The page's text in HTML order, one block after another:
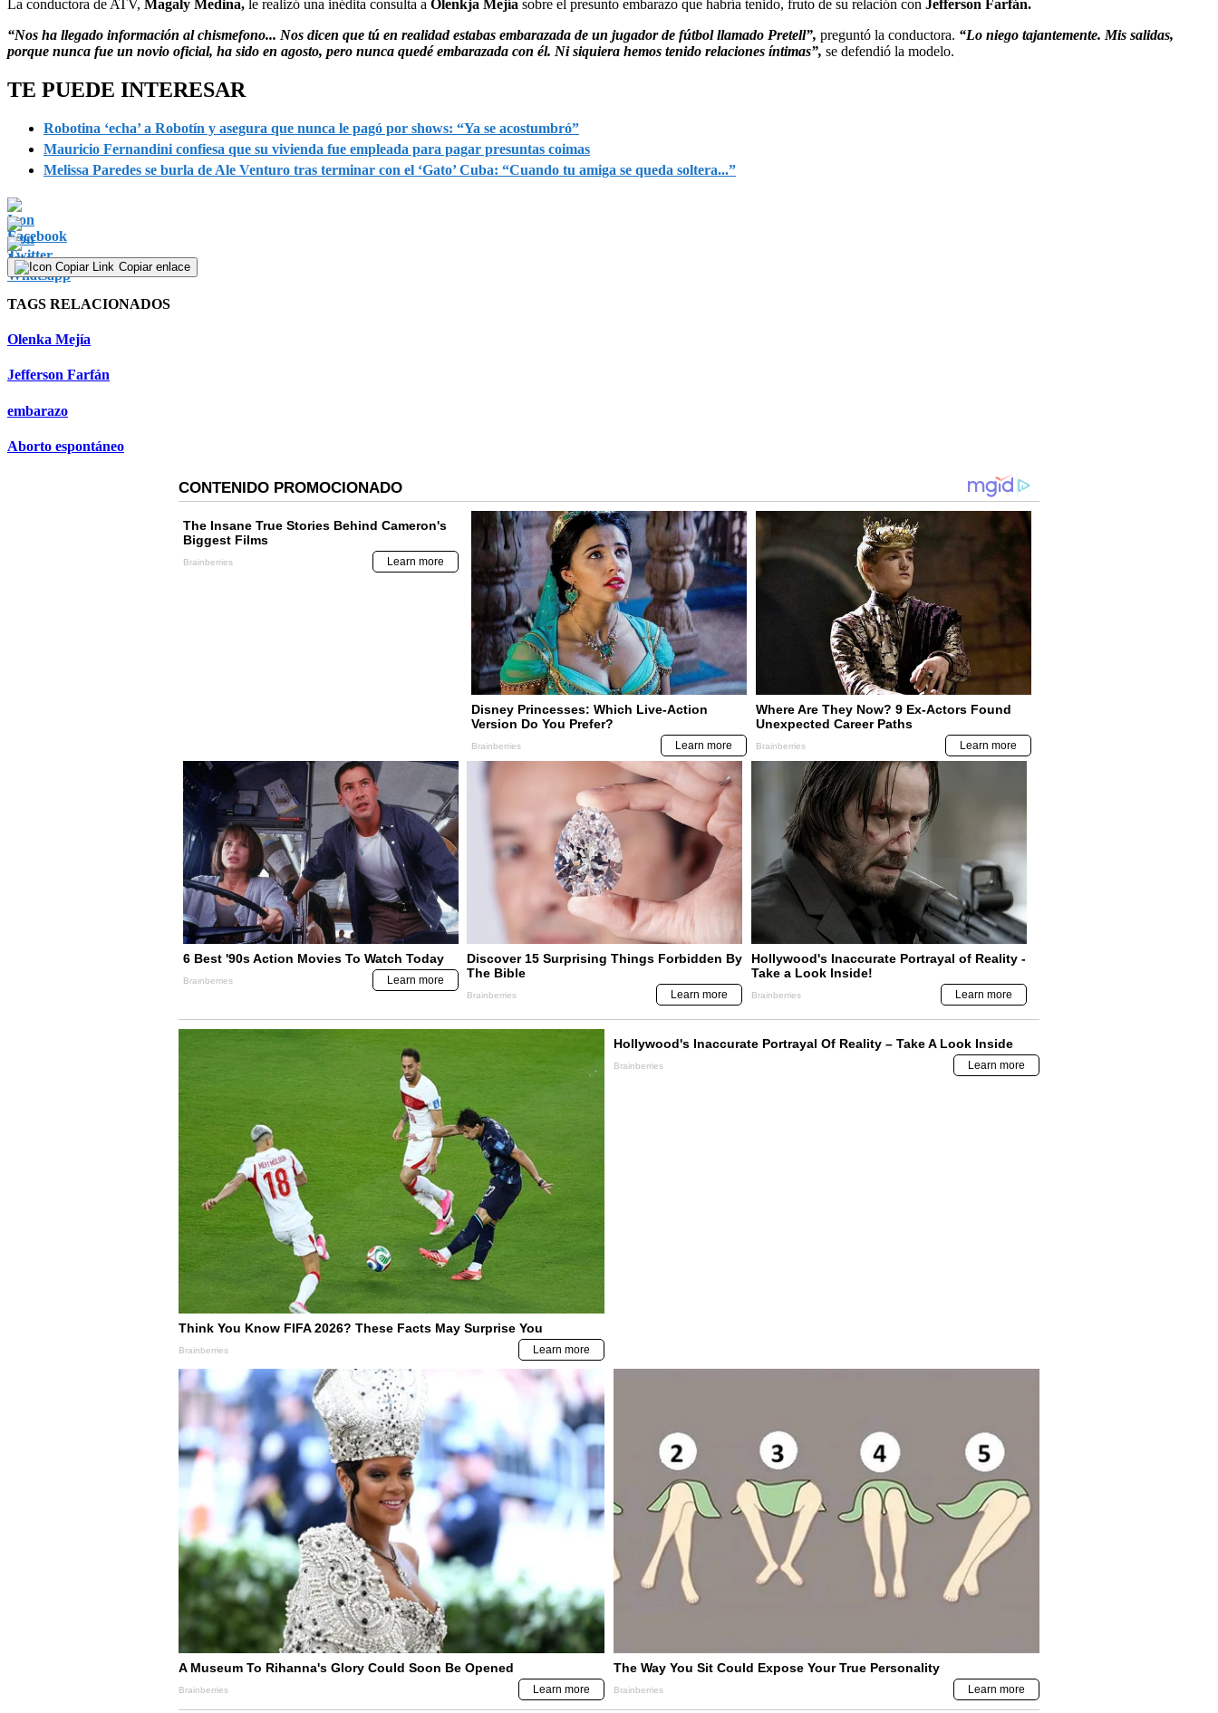
La conductora de ATV, Magaly Medina, le realizó una inédita consulta a Olenkja Mejía sobre el presunto embarazo que habría tenido, fruto de su relación con Jefferson Farfán.
“Nos ha llegado información al chismefono... Nos dicen que tú en realidad estabas embarazada de un jugador de fútbol llamado Pretell”, preguntó la conductora. “Lo niego tajantemente. Mis salidas,
porque nunca fue un novio oficial, ha sido en agosto, pero nunca quedé embarazada con él. Ni siquiera hemos tenido relaciones íntimas”, se defendió la modelo.
TE PUEDE INTERESAR
Robotina ‘echa’ a Robotín y asegura que nunca le pagó por shows: “Ya se acostumbró”
Mauricio Fernandini confiesa que su vivienda fue empleada para pagar presuntas coimas
Melissa Paredes se burla de Ale Venturo tras terminar con el ‘Gato’ Cuba: “Cuando tu amiga se queda soltera...”
Copiar enlace
TAGS RELACIONADOS
Olenka Mejía
Jefferson Farfán
embarazo
Aborto espontáneo